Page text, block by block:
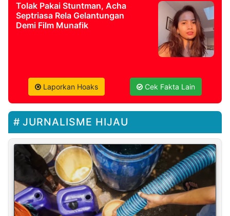
Tolak Pakai Stuntman, Acha
Septriasa Rela Gelantungan
Demi Film Munafik
Laporkan Hoaks Cek Fakta Lain
JURNALISME HIJAU